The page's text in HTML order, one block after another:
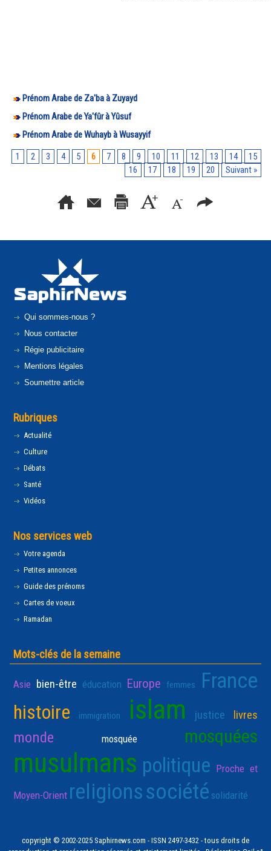
Prénom Arabe de Za'ba à Zuyayd
Prénom Arabe de Ya'fûr à Yûsuf
Prénom Arabe de Wuhayb à Wusayyif
1
2 3 4 5 6 7 8 9 10 11 12 13 14
15
16
17 18 19 20 Suivant »
Qui sommes-nous ?
Nous contacter
Régie publicitaire
Mentions légales
Soumettre article
Rubriques
Actualité
Culture
Débats
Santé
Vidéos
Nos services web
Votre agenda
Petites annonces
Guide des prénoms
Cartes de voeux
Ramadan
Mots-clés de la semaine
Asie bien-être éducation Europe femmes France
histoire immigration islam justice livres
monde mosquée mosquées
musulmans politique Proche et
Moyen-Orient religionssociété solidarité
copyright © 2002-2025 Saphirnews.com - ISSN 2497-3432 - tous droits de